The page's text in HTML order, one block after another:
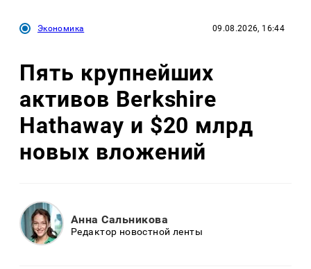
Экономика 09.08.2026, 16:44
Пять крупнейших
активов Berkshire
Hathaway и $20 млрд
новых вложений
Анна Сальникова
Редактор новостной ленты